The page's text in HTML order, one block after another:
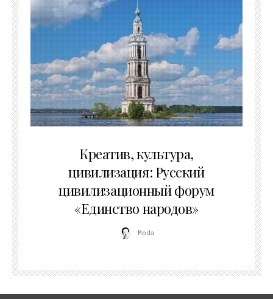
Креатив, культура,
цивилизация: Русский
цивилизационный форум
«Единство народов»
Moda